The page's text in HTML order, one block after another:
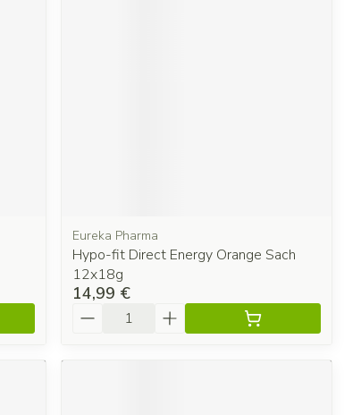
Eureka Pharma
Hypo-fit Direct Energy Orange Sach
12x18g
14,99 €
Quantité